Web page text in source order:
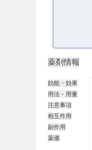
薬剤情報
効能・効果
用法・用量
注意事項
相互作用
副作用
薬価